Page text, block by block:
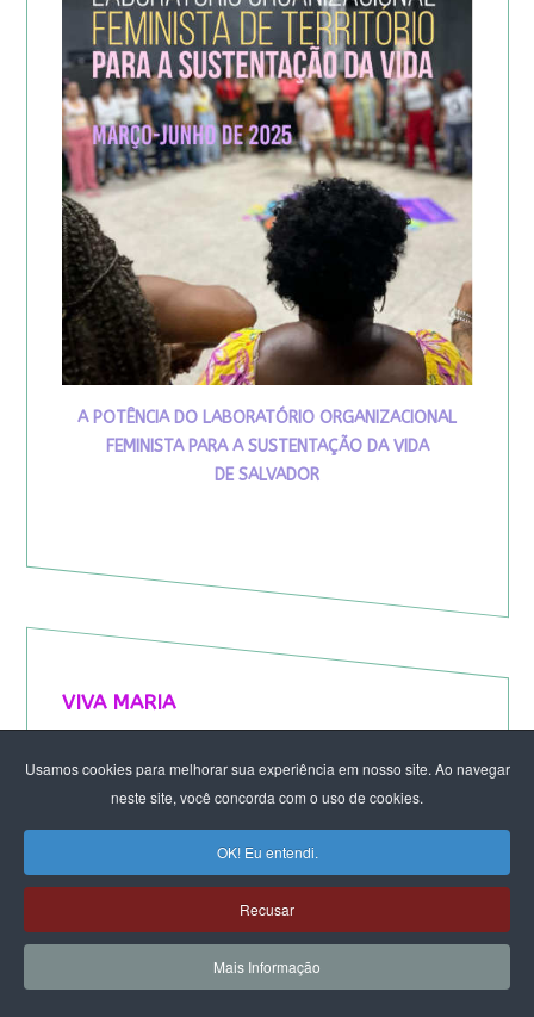
Usamos cookies para melhorar sua experiência em nosso site. Ao navegar
neste site, você concorda com o uso de cookies.
OK! Eu entendi.
Recusar
Mais Informação
A POTÊNCIA DO LABORATÓRIO ORGANIZACIONAL
FEMINISTA PARA A SUSTENTAÇÃO DA VIDA
DE SALVADOR
VIVA MARIA